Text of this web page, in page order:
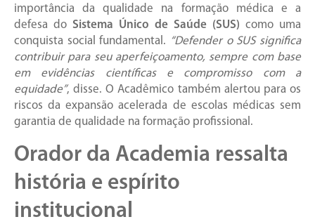
importância da qualidade na formação médica e a
defesa do Sistema Único de Saúde (SUS) como uma
conquista social fundamental. “Defender o SUS significa
contribuir para seu aperfeiçoamento, sempre com base
em evidências científicas e compromisso com a
equidade”, disse. O Acadêmico também alertou para os
riscos da expansão acelerada de escolas médicas sem
garantia de qualidade na formação profissional.
Orador da Academia ressalta
história e espírito
institucional